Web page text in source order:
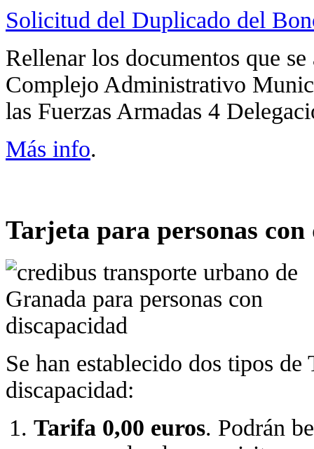
Solicitud del Duplicado del
Rellenar los documentos que
Complejo Administrativo
las Fuerzas Armadas 4
Más info.
Tarjeta para personas con
Se han establecido dos tipos
discapacidad:
Tarifa 0,00 euros. Podrán